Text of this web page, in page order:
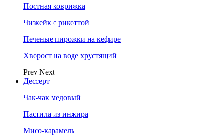
Постная коврижка
Чизкейк с рикоттой
Печеные пирожки на кефире
Хворост на воде хрустящий
Prev Next
Дессерт
Чак-чак медовый
Пастила из инжира
Мисо-карамель